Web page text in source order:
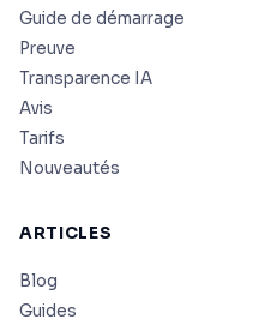
Guide de démarrage
Preuve
Transparence IA
Avis
Tarifs
Nouveautés
ARTICLES
Blog
Guides